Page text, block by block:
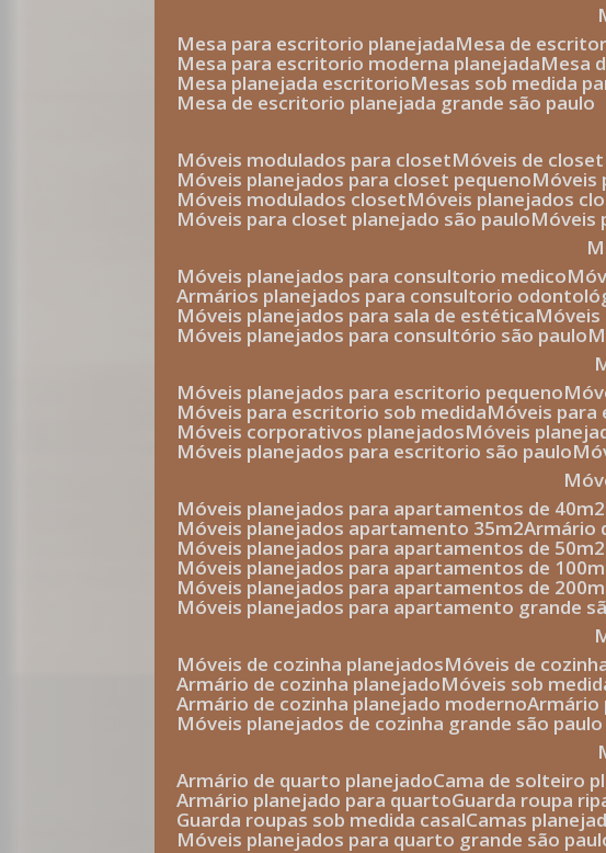
mesa para escritorio planejada
mesa de
mesa para escritorio moderna planejada
mesa planejada escritorio mesas sob medida
mesa de escritorio planejada grande são paulo
móveis modulados para closet
móveis de
móveis planejados para closet pequeno
móveis modulados closet móveis planejados
móveis para closet planejado são paulo
móveis planejados para consultorio medico
armários planejados para consultorio
móveis planejados para sala de estética
móveis planejados para consultório são paulo
móveis planejados para escritorio pequeno
móveis para escritorio sob medida móveis
móveis corporativos planejados móveis
móveis planejados para escritorio são paulo
móveis planejados para apartamentos de 40m2
móveis planejados apartamento 35m2
móveis planejados para apartamentos de 50m2
móveis planejados para apartamentos de
móveis planejados para apartamentos de
móveis planejados para apartamento grande
móveis de cozinha planejados
móveis de
armário de cozinha planejado móveis sob
armário de cozinha planejado moderno
móveis planejados de cozinha grande são paulo
armário de quarto planejado cama de solteiro
armário planejado para quarto guarda roupa
guarda roupas sob medida casal camas
móveis planejados para quarto grande são